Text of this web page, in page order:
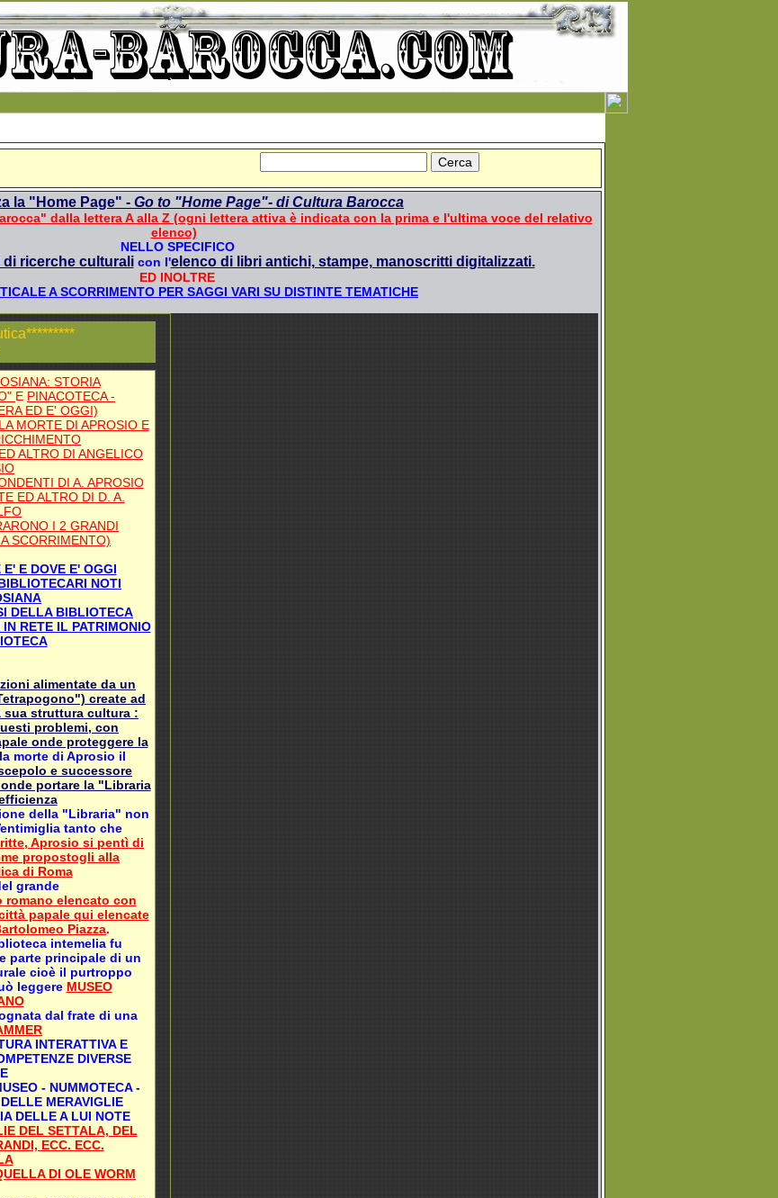
la "Home Page" - Go to "Home Page"- di Cultura Barocca
dalla lettera A alla Z (ogni lettera attiva è indicata con la prima e l'ultima voce del relativo
elenco)
NELLO SPECIFICO
di ricerche culturalicon l'elenco di libri antichi, stampe, manoscritti digitalizzati.
ED INOLTRE
A SCORRIMENTO PER SAGGI VARI SU DISTINTE TEMATICHE
STORIA
E PINACOTECA -
ED E' OGGI)
MORTE DI APROSIO E
ALTRO DI ANGELICO
DI A. APROSIO
ED ALTRO DI D. A.
I 2 GRANDI
SCORRIMENTO)
E DOVE E' OGGI
NOTI
DELLA BIBLIOTECA
RETE IL PATRIMONIO
alimentate da un
create ad
sua struttura cultura :
problemi, con
onde proteggere la
morte di Aprosio il
e successore
portare la "Libraria
della "Libraria" non
tanto che
Aprosio si pentì di
propostogli alla
di Roma
grande
elencato con
papale qui elencate
Piazza.
intemelia fu
parte principale di un
cioè il purtroppo
leggere MUSEO
dal frate di una
INTERATTIVA E
DIVERSE
- NUMMOTECA -
MERAVIGLIE
DELLE A LUI NOTE
DEL SETTALA, DEL
ECC. ECC.
DI OLE WORM